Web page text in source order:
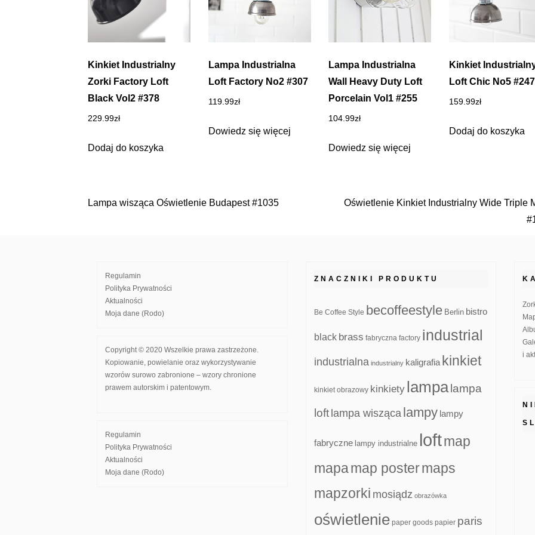
Kinkiet Industrialny
Zorki Factory Loft
Black Vol2 #378
229.99zł
Dodaj do koszyka
Lampa Industrialna
Loft Factory No2 #307
119.99zł
Dowiedz się więcej
Lampa Industrialna
Wall Heavy Duty Loft
Porcelain Vol1 #255
104.99zł
Dowiedz się więcej
Kinkiet
Loft Chic No5 #247
159.99zł
Dodaj do koszyka
Nawigacja
Lampa wisząca Oświetlenie Budapest #1035
Oświetlenie Kinkiet Industrialny Wide Triple
Regulamin
Polityka Prywatności
Aktualności
Moja dane (Rodo)
Copyright © 2020 Wszelkie prawa zastrzeżone.
Kopiowanie, powielanie oraz wykorzystywanie
wzorów surowo zabronione – wzory chronione
prawem autorskim i patentowym.
Regulamin
Polityka Prywatności
Aktualności
Moja dane (Rodo)
ZNACZNIKI PRODUKTU
Be Coffee Style becoffeestyle Berlin bistro
black brass fabryczna factory industrial
industrialna industrialny kaligrafia kinkiet
kinkiet obrazowy kinkiety lampa lampa
loft lampa wisząca lampy lampy
fabryczne lampy industrialne loftmap
mapamap postermaps
mapzorki mosiądz obrazówka
oświetlenie paper goods papier paris
i